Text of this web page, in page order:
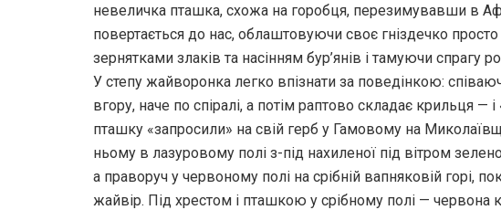
невеличка пташка, схожа на горобця, перезимувавши в
повертається до нас, облаштовуючи своє гніздечко
зернятками злаків та насінням бур’янів і тамуючи спрагу
У степу жайворонка легко впізнати за поведінкою:
вгору, наче по спіралі, а потім раптово складає крильця
пташку «запросили» на свій герб у Гамовому на
ньому в лазуровому полі з-під нахиленої під вітром
а праворуч у червоному полі на срібній вапняковій горі,
жайвір. Під хрестом і пташкою у срібному полі — червона